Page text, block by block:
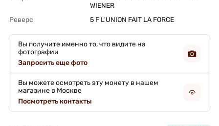
WIENER
Реверс
5 F L'UNION FAIT LA FORCE
Вы получите именно то, что видите на
фотографии
Запросить еще фото
Вы можете осмотреть эту монету в нашем
магазине в Москве
Посмотреть контакты